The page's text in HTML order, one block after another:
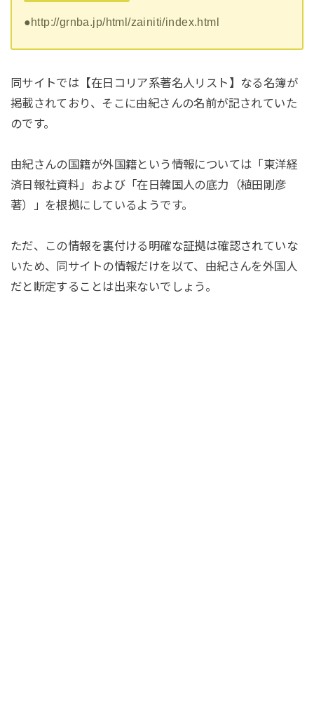
●http://grnba.jp/html/zainiti/index.html
同サイトでは【在日コリア系著名人リスト】なる名簿が
掲載されており、そこに由紀さんの名前が記されていた
のです。
由紀さんの国籍が外国籍という情報については「東洋経
済日報社資料」および「在日韓国人の底力（植田剛彦
著）」を根拠にしているようです。
ただ、この情報を裏付ける明確な証拠は確認されていな
いため、同サイトの情報だけを以て、由紀さんを外国人
だと断定することは出来ないでしょう。